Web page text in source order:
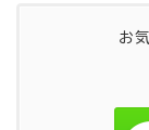
お